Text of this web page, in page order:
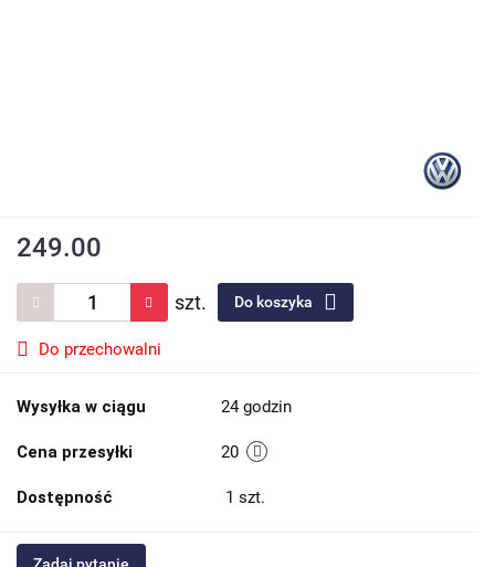
249.00
szt. Do koszyka
Do przechowalni
Wysyłka w ciągu 24 godzin
Cena przesyłki 20
Dostępność 1 szt.